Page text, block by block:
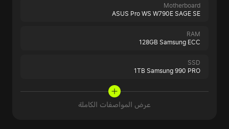
Motherboard
ASUS Pro WS W790E SAGE SE
RAM
128GB Samsung ECC
SSD
1TB Samsung 990 PRO
عرض المواصفات الكاملة